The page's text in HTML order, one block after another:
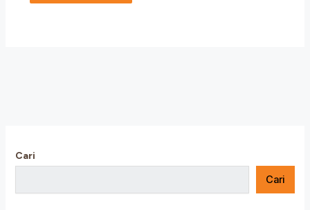
Cari
Cari